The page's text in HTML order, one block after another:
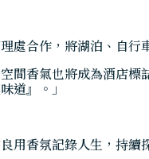
處合作，將湖泊、自
間香氣也將成為酒店
道』。」
用香氛記錄人生，持續